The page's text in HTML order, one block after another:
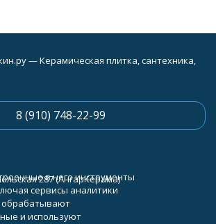
— Керамическая плитка, сантехника,
8 (910) 748-22-99
287 (АнгарКерама)
в него инструменты
сервисы аналитики
обрабатывают
и используют